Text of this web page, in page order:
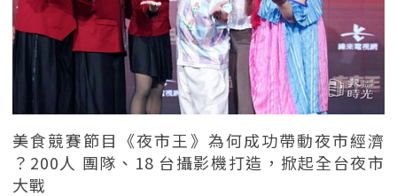
美食競賽節目《夜市王》為何成功帶動夜市經濟
？200人 團隊、18 台攝影機打造，掀起全台夜市
大戰